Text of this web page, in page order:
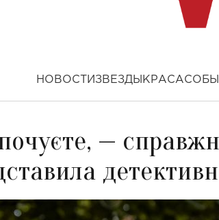
НОВОСТИ ЗВЕЗДЫ КРАСА
—